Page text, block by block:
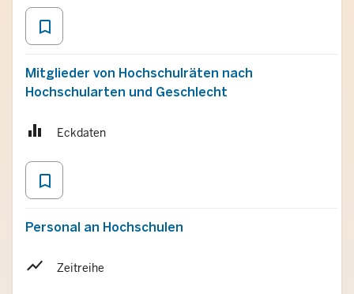
bookmark_border
Mitglieder von Hochschulräten nach
Hochschularten und Geschlecht
Eckdaten
bookmark_border
Personal an Hochschulen
Zeitreihe